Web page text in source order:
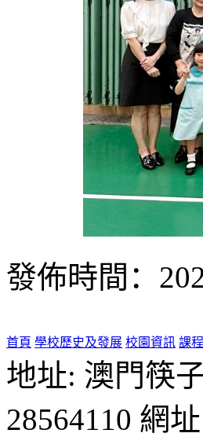
發佈時間：
首頁 學校歷史及發展 校園資訊 課
地址: 澳門筷
28564110 網